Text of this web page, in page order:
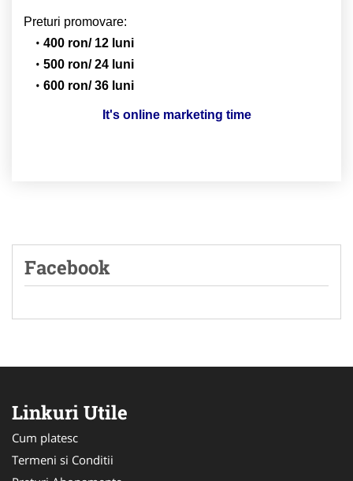
Preturi promovare:
400 ron/ 12 luni
500 ron/ 24 luni
600 ron/ 36 luni
It's online marketing time
Facebook
Linkuri Utile
Cum platesc
Termeni si Conditii